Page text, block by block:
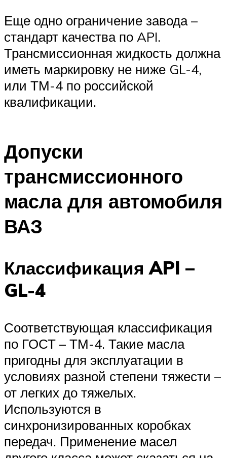
Еще одно ограничение завода –
стандарт качества по API.
Трансмиссионная жидкость должна
иметь маркировку не ниже GL-4,
или ТМ-4 по российской
квалификации.
Допуски
трансмиссионного
масла для автомобиля
ВАЗ
Классификация API –
GL-4
Соответствующая классификация
по ГОСТ – ТМ-4. Такие масла
пригодны для эксплуатации в
условиях разной степени тяжести –
от легких до тяжелых.
Используются в
синхронизированных коробках
передач. Применение масел